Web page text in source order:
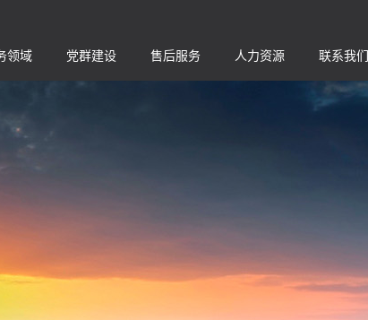
领域 党群建设 售后服务 人力资源 联系我们